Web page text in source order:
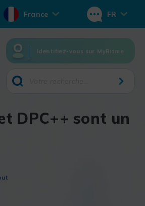
France FR
Identifiez-vous sur MyRitme
DPC++ sont un